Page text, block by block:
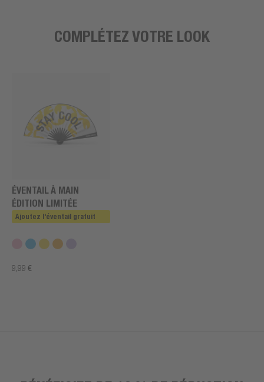
COMPLÉTEZ VOTRE LOOK
ÉVENTAIL À MAIN
ÉDITION LIMITÉE
Ajoutez l'éventail gratuit
9,99 €